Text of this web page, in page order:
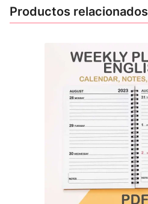
Productos relacionados